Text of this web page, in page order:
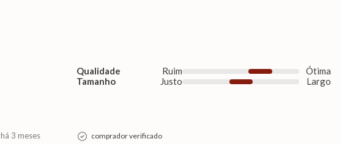
Qualidade Ruim
Ótima
Tamanho
Justo Largo
há 3 meses comprador verificado